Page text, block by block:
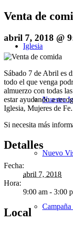
Iglesia
Nuestra
Nuevo
Venta de
abril 7, 2018 @
Sábado 7 de Abril es
todo el que venga
almuerzo con todas
estar ayudando a
Iglesia, Mujeres de Fe.
Si necesita más
Detalles
Fecha:
abril 7, 2018
Hora:
9:00 am - 3:00
Local